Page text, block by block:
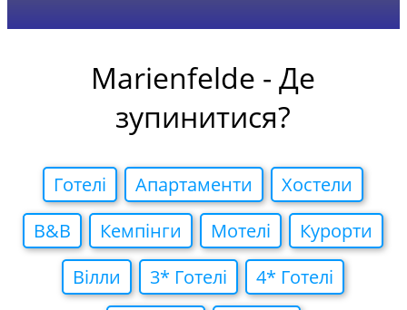
Marienfelde - Де
зупинитися?
Готелi Апартаменти
Хостели
B&B
Кемпiнги Мотелi
Курорти
Вiлли
3* Готелi
4* Готелi